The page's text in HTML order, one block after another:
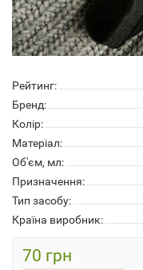
Рейтинг:
Бренд:
Колір:
Матеріал:
Об'єм, мл:
Призначення:
Тип засобу:
Країна виробник:
70 грн